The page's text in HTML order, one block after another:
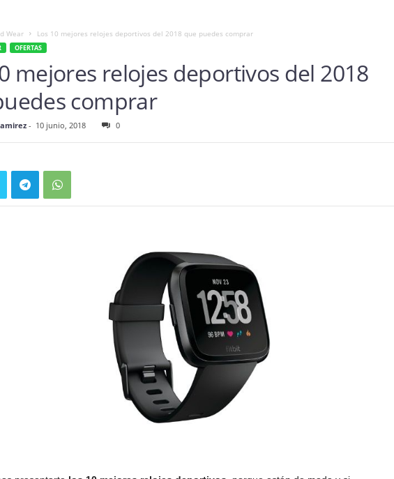
Wear Los 10 mejores relojes deportivos del 2018 que puedes comprar
OFERTAS
mejores relojes deportivos del 2018
comprar
- 10 junio, 2018 0